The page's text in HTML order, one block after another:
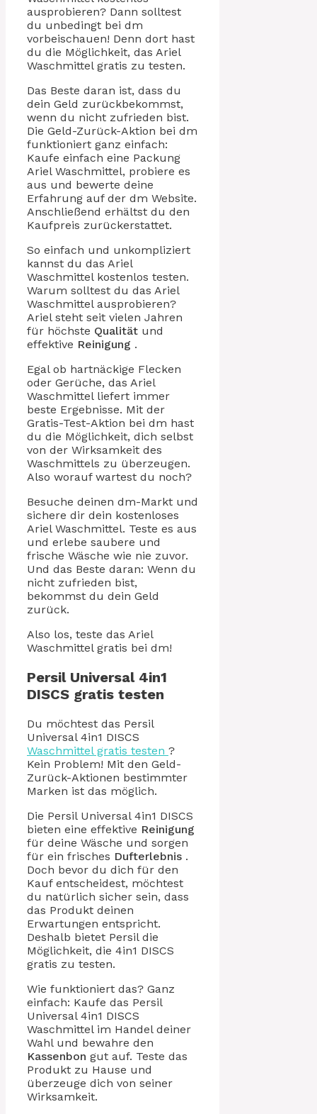
ausprobieren? Dann solltest
du unbedingt bei dm
vorbeischauen! Denn dort hast
du die Möglichkeit, das Ariel
Waschmittel gratis zu testen.
Das Beste daran ist, dass du
dein Geld zurückbekommst,
wenn du nicht zufrieden bist.
Die Geld-Zurück-Aktion bei dm
funktioniert ganz einfach:
Kaufe einfach eine Packung
Ariel Waschmittel, probiere es
aus und bewerte deine
Erfahrung auf der dm Website.
Anschließend erhältst du den
Kaufpreis zurückerstattet.
So einfach und unkompliziert
kannst du das Ariel
Waschmittel kostenlos testen.
Warum solltest du das Ariel
Waschmittel ausprobieren?
Ariel steht seit vielen Jahren
für höchste Qualität und
effektive Reinigung .
Egal ob hartnäckige Flecken
oder Gerüche, das Ariel
Waschmittel liefert immer
beste Ergebnisse. Mit der
Gratis-Test-Aktion bei dm hast
du die Möglichkeit, dich selbst
von der Wirksamkeit des
Waschmittels zu überzeugen.
Also worauf wartest du noch?
Besuche deinen dm-Markt und
sichere dir dein kostenloses
Ariel Waschmittel. Teste es aus
und erlebe saubere und
frische Wäsche wie nie zuvor.
Und das Beste daran: Wenn du
nicht zufrieden bist,
bekommst du dein Geld
zurück.
Also los, teste das Ariel
Waschmittel gratis bei dm!
Persil Universal 4in1
DISCS gratis testen
Du möchtest das Persil
Universal 4in1 DISCS
Waschmittel gratis testen ?
Kein Problem! Mit den Geld-
Zurück-Aktionen bestimmter
Marken ist das möglich.
Die Persil Universal 4in1 DISCS
bieten eine effektive Reinigung
für deine Wäsche und sorgen
für ein frisches Dufterlebnis .
Doch bevor du dich für den
Kauf entscheidest, möchtest
du natürlich sicher sein, dass
das Produkt deinen
Erwartungen entspricht.
Deshalb bietet Persil die
Möglichkeit, die 4in1 DISCS
gratis zu testen.
Wie funktioniert das? Ganz
einfach: Kaufe das Persil
Universal 4in1 DISCS
Waschmittel im Handel deiner
Wahl und bewahre den
Kassenbon gut auf. Teste das
Produkt zu Hause und
überzeuge dich von seiner
Wirksamkeit.